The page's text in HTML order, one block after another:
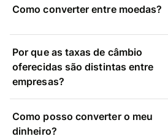
Como converter entre moedas?
Por que as taxas de câmbio
oferecidas são distintas entre
empresas?
Como posso converter o meu
dinheiro?